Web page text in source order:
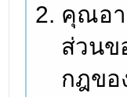
คุณอา
ส่วนข
กฎขอ